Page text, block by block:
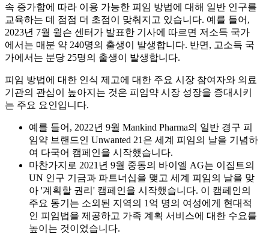
속 증가함에 따라 이용 가능한 피임 방법에 대해 일반 인구를
교육하는 데 점점 더 초점이 맞춰지고 있습니다. 예를 들어,
2023년 7월 윌슨 센터가 발표한 기사에 따르면 저소득 국가
에서는 매분 약 240명의 출생이 발생합니다. 반면, 고소득 국
가에서는 분당 25명의 출생이 발생합니다.
피임 방법에 대한 인식 제고에 대한 주요 시장 참여자와 의료
기관의 관심이 높아지는 것은 피임약 시장 성장을 증대시키
는 주요 요인입니다.
예를 들어, 2022년 9월 Mankind Pharma의 일반 경구 피
임약 브랜드인 Unwanted 21은 세계 피임의 날을 기념하
여 다국어 캠페인을 시작했습니다.
마찬가지로 2021년 9월 중동의 바이엘 AG는 이집트의
UN 인구 기금과 파트너십을 맺고 세계 피임의 날을 맞
아 '계획할 권리' 캠페인을 시작했습니다. 이 캠페인의
주요 동기는 소외된 지역의 1억 명의 여성에게 현대적
인 피임법을 제공하고 가족 계획 서비스에 대한 수요를
높이는 것이었습니다.